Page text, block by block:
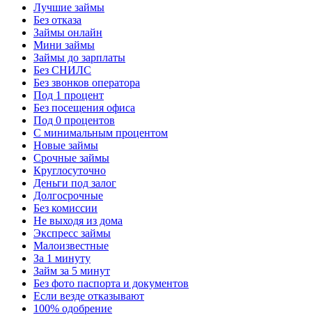
Лучшие займы
Без отказа
Займы онлайн
Мини займы
Займы до зарплаты
Без СНИЛС
Без звонков оператора
Под 1 процент
Без посещения офиса
Под 0 процентов
С минимальным процентом
Новые займы
Срочные займы
Круглосуточно
Деньги под залог
Долгосрочные
Без комиссии
Не выходя из дома
Экспресс займы
Малоизвестные
За 1 минуту
Займ за 5 минут
Без фото паспорта и документов
Если везде отказывают
100% одобрение